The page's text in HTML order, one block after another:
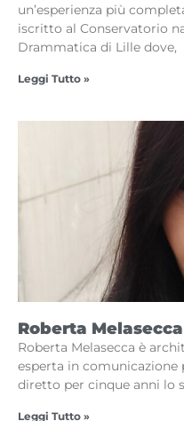
un’esperienza più
iscritto al Conservatorio
Drammatica di Lille dove,
Leggi Tutto »
Roberta Melasecca
Roberta Melasecca è
esperta in comunicazione
diretto per cinque anni lo
Leggi Tutto »